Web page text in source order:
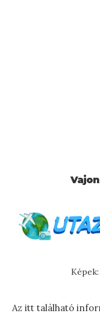
Az itt található